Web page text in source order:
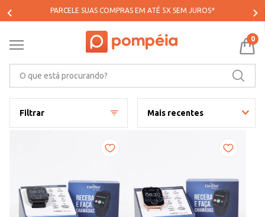
PARCELE SUAS COMPRAS EM ATÉ 5X SEM JUROS*
0
Filtrar Mais recentes